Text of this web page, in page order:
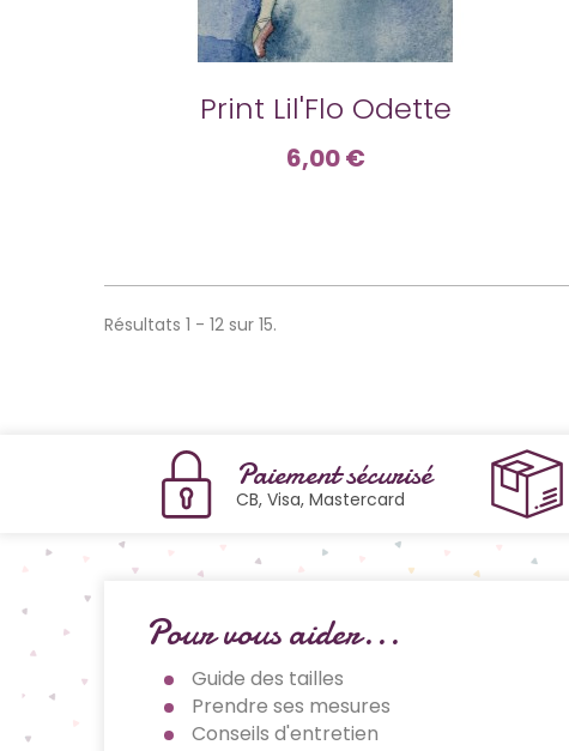
Print Lil'Flo Odette
6,00 €
Résultats 1 - 12 sur 15.
Paiement sécurisé
CB, Visa, Mastercard
Pour vous aider...
Guide des tailles
Prendre ses mesures
Conseils d'entretien